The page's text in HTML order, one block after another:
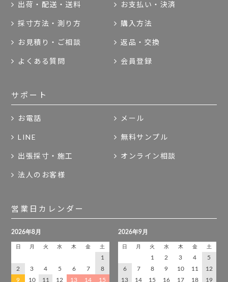
出荷・配送・送料 お支払い・決済
採寸方法・測り方 購入方法
お見積り・ご相談 返品・交換
よくある質問 会員登録
サポート
お電話 メール
LINE 無料サンプル
出張採寸・施工 オンライン相談
法人のお客様
営業日カレンダー